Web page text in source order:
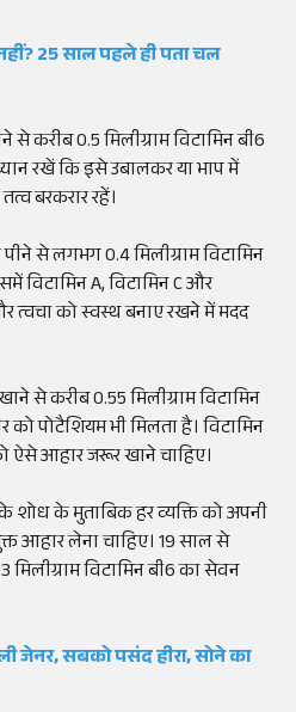
25 साल पहले ही पता चल
से करीब 0.5 मिलीग्राम विटामिन बी6
रखें कि इसे उबालकर या भाप में
बरकरार रहें।
से लगभग 0.4 मिलीग्राम विटामिन
विटामिन A, विटामिन C और
त्वचा को स्वस्थ बनाए रखने में मदद
से करीब 0.55 मिलीग्राम विटामिन
को पोटैशियम भी मिलता है। विटामिन
ऐसे आहार जरूर खाने चाहिए।
के मुताबिक हर व्यक्ति को अपनी
आहार लेना चाहिए। 19 साल से
मिलीग्राम विटामिन बी6 का सेवन
जेनर, सबको पसंद हीरा, सोने का